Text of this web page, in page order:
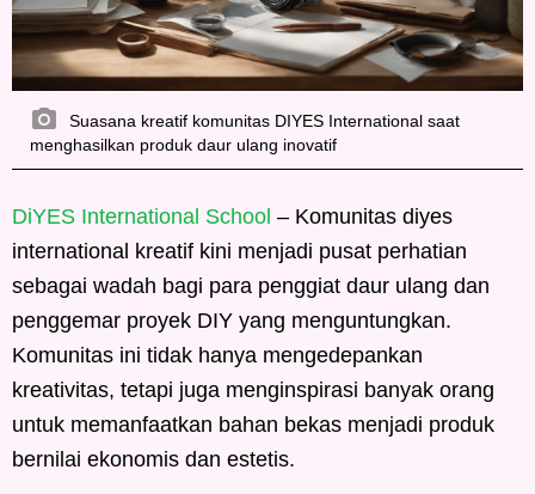
Suasana kreatif komunitas DIYES International saat
menghasilkan produk daur ulang inovatif
DiYES International School – Komunitas diyes
international kreatif kini menjadi pusat perhatian
sebagai wadah bagi para penggiat daur ulang dan
penggemar proyek DIY yang menguntungkan.
Komunitas ini tidak hanya mengedepankan
kreativitas, tetapi juga menginspirasi banyak orang
untuk memanfaatkan bahan bekas menjadi produk
bernilai ekonomis dan estetis.